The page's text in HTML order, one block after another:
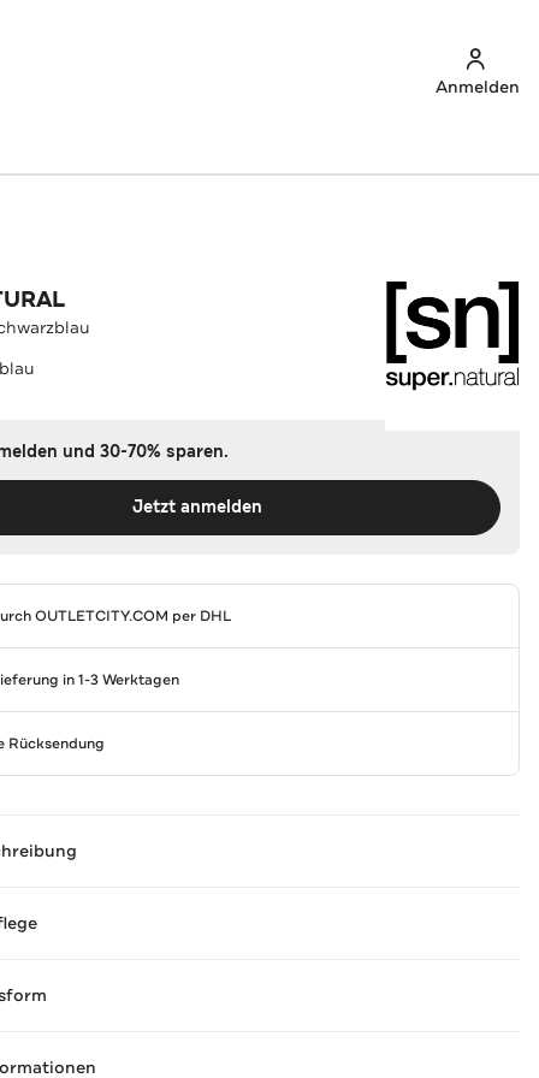
Anmelden
und 30-70% sparen.
Jetzt anmelden
OUTLETCITY.COM per DHL
in 1-3 Werktagen
Rücksendung